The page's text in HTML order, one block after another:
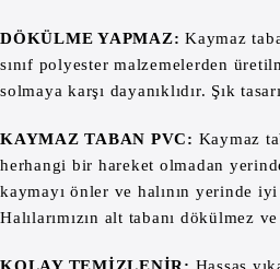
DÖKÜLME YAPMAZ: Kaymaz
sınıf polyester malzemelerden
solmaya karşı dayanıklıdır. Şık
KAYMAZ TABAN PVC: Kaymaz
herhangi bir hareket olmadan
kaymayı önler ve halının yerinde iyi
Halılarımızın alt tabanı dökülmez